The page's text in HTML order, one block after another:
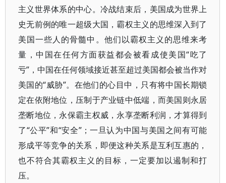
主义世界体系的中心。冷战结束后，美国成为世界上
史无前例的唯一超级大国，霸权主义的思维深入到了
美国一些人的骨髓中。他们以霸权主义的思维来考
量，中国在任何方面获益都会被看成使美国“吃了
亏”，中国在任何领域接近甚至超过美国都会被当作对
美国的“威胁”。在他们的心目中，只有将中国长期锁
定在依附地位，压制于产业链中低端，而美国则永居
垄断地位，永保霸主权威，永享垄断利润，才算得到
了“公平”和“安全”；一旦认为中国与美国之间有可能
形成平等竞争的关系，即便这种关系是互利互惠的，
也不符合其霸权主义的目标，一定要加以遏制和打
压。